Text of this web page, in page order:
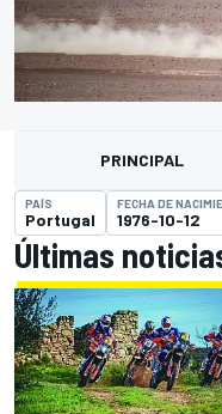
PRINCIPAL
PAÍS
Portugal
FECHA DE
1976-10-12
Últimas